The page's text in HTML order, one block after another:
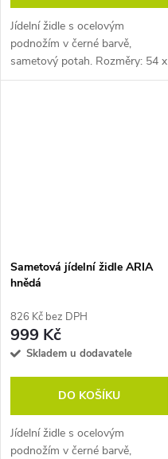
Jídelní židle s ocelovým
podnožím v černé barvě,
sametový potah. Rozměry: 54 x
62 x 84 cm (h x š x v). Sedák z
Sametová jídelní židle ARIA
hnědá
826 Kč bez DPH
999 Kč
Skladem u dodavatele
DO KOŠÍKU
Jídelní židle s ocelovým
podnožím v černé barvě,